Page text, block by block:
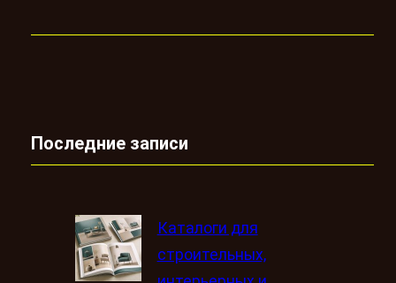
Последние записи
Каталоги для
строительных,